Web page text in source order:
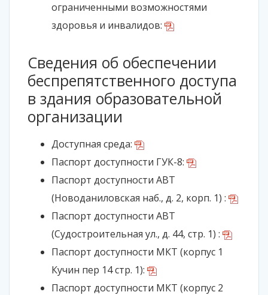
ограниченными возможностями
здоровья и инвалидов:
Сведения об обеспечении
беспрепятственного доступа
в здания образовательной
организации
Доступная среда:
Паспорт доступности ГУК-8:
Паспорт доступности АВТ
(Новоданиловская наб., д. 2, корп. 1) :
Паспорт доступности АВТ
(Судостроительная ул., д. 44, стр. 1) :
Паспорт доступности МКТ (корпус 1
Кучин пер 14 стр. 1):
Паспорт доступности МКТ (корпус 2